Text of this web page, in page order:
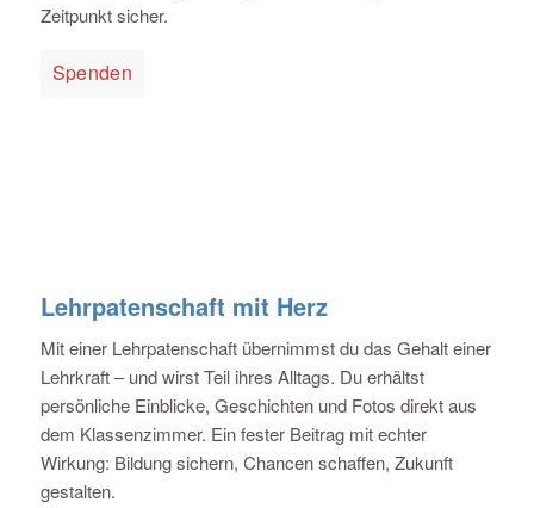
Zeitpunkt sicher.
Spenden
Lehrpatenschaft mit Herz
Mit einer Lehrpatenschaft übernimmst du das Gehalt einer
Lehrkraft – und wirst Teil ihres Alltags. Du erhältst
persönliche Einblicke, Geschichten und Fotos direkt aus
dem Klassenzimmer. Ein fester Beitrag mit echter
Wirkung: Bildung sichern, Chancen schaffen, Zukunft
gestalten.